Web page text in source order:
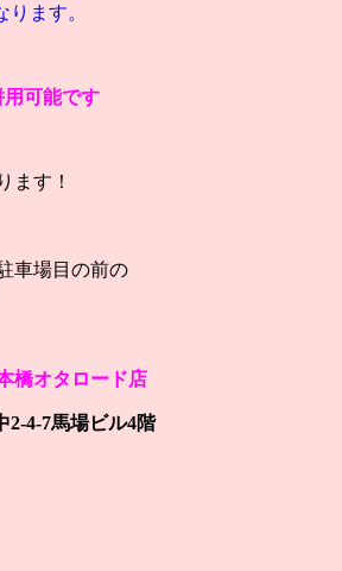
ます。
可能です
ます！
車場目の前の
橋オタロード店
2-4-7馬場ビル4階